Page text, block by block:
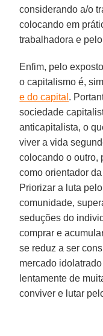
considerando a/o
colocando em
trabalhadora e
Enfim, pelo
o capitalismo é,
e do capital .
sociedade
anticapitalista, o
viver a vida
colocando o outro,
como orientador
Priorizar a luta
comunidade,
seduções do
comprar e
se reduz a ser
mercado
lentamente de
conviver e lutar